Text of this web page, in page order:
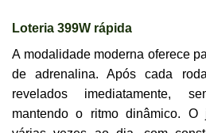
Loteria 399W rápida
A modalidade moderna oferece
de adrenalina. Após cada
revelados imediatamente,
mantendo o ritmo dinâmico. O